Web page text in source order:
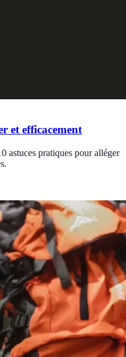
et efficacement
astuces pratiques pour alléger